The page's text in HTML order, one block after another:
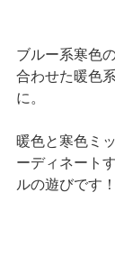
ブルー系寒色
合わせた暖色
に。
暖色と寒色ミ
ーディネート
ルの遊びです！